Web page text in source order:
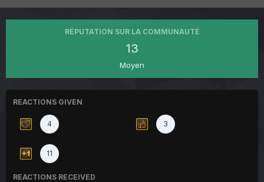
RÉPUTATION SUR LA COMMUNAUTÉ
13
Moyen
REACTIONS GIVEN
4 3
11
REACTIONS RECEIVED